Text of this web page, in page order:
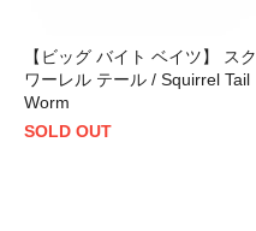
【ビッグ バイト ベイツ】 スク
ワーレル テール / Squirrel Tail
Worm
SOLD OUT